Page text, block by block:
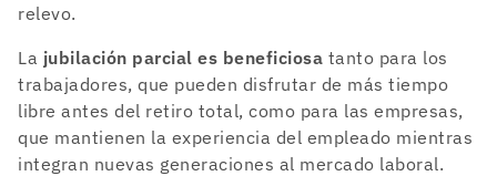
relevo.
La jubilación parcial es beneficiosa tanto para los
trabajadores, que pueden disfrutar de más tiempo
libre antes del retiro total, como para las empresas,
que mantienen la experiencia del empleado mientras
integran nuevas generaciones al mercado laboral.